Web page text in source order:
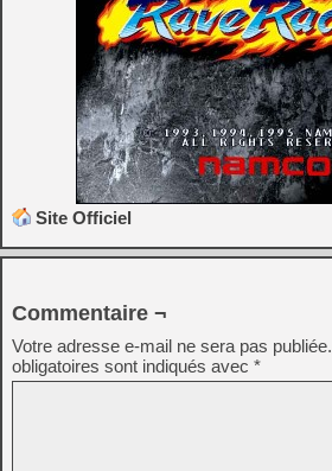
Site Officiel
Commentaire ¬
Votre adresse e-mail ne sera pas publiée.
obligatoires sont indiqués avec *